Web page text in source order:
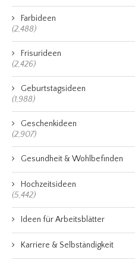
Farbideen
(2,488)
Frisurideen
(2,426)
Geburtstagsideen
(1,988)
Geschenkideen
(2,907)
Gesundheit & Wohlbefinden
Hochzeitsideen
(5,442)
Ideen für Arbeitsblätter
Karriere & Selbständigkeit